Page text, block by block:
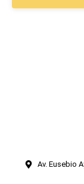
Av. Eusebio